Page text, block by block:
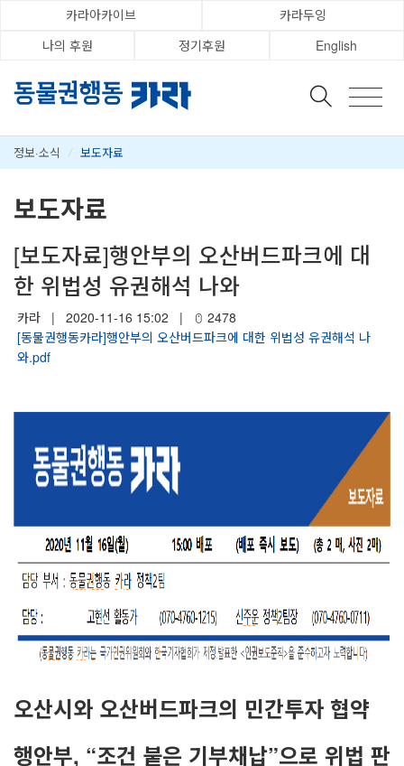
카라아카이브
카라두잉
나의 후원
정기후원 English
정보·소식 / 보도자료
보도자료
[보도자료]행안부의 오산버드파크에 대
한 위법성 유권해석 나와
카라 | 2020-11-16 15:02 |
2478
[동물권행동카라]행안부의 오산버드파크에 대한 위법성 유권해석 나
와.pdf
오산시와 오산버드파크의 민간투자 협약
행안부, “조건 붙은 기부채납”으로 위법 판